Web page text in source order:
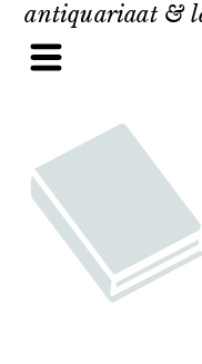
antiquariaat &